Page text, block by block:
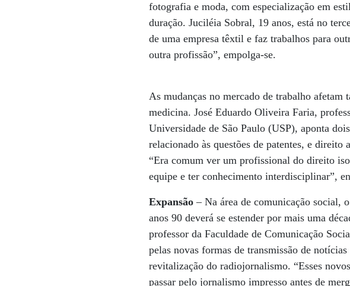
fotografia e moda, com especialização em
duração. Juciléia Sobral, 19 anos, está no
de uma empresa têxtil e faz trabalhos para
outra profissão”, empolga-se.
As mudanças no mercado de trabalho
medicina. José Eduardo Oliveira Faria,
Universidade de São Paulo (USP), aponta
relacionado às questões de patentes, e
“Era comum ver um profissional do direito
equipe e ter conhecimento interdisciplinar”,
Expansão – Na área de comunicação social,
anos 90 deverá se estender por mais uma
professor da Faculdade de Comunicação
pelas novas formas de transmissão de
revitalização do radiojornalismo. “Esses
passar pelo jornalismo impresso antes de